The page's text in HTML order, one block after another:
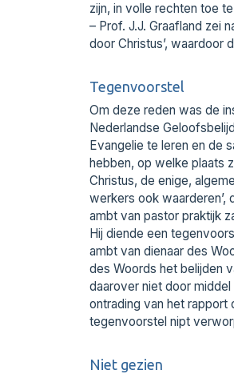
zijn, in volle rechten toe
– Prof. J.J. Graafland zei
door Christus’, waardoor
Tegenvoorstel
Om deze reden was de
Nederlandse
Evangelie te leren en de
hebben, op welke plaats
Christus, de enige,
werkers ook
ambt van pastor praktijk
Hij diende een
ambt van dienaar des
des Woords het belijden
daarover niet door
ontrading van het
tegenvoorstel nipt
Niet gezien